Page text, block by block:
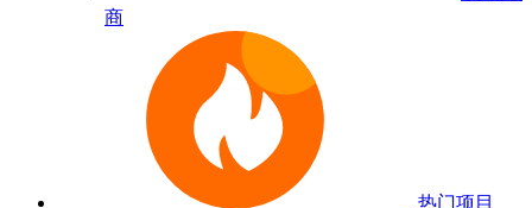
商
热门项目